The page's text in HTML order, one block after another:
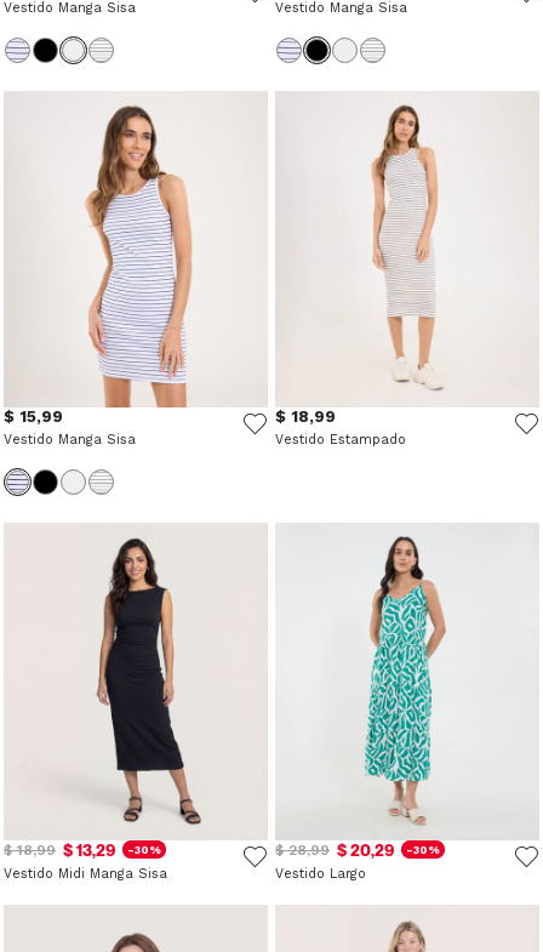
Vestido Manga Sisa Vestido Manga Sisa
$ 15,99
Vestido Manga Sisa
$ 18,99
Vestido Estampado
$ 18,99 $ 13,29 -30%
Vestido Midi Manga Sisa
$ 28,99 $ 20,29 -30%
Vestido Largo